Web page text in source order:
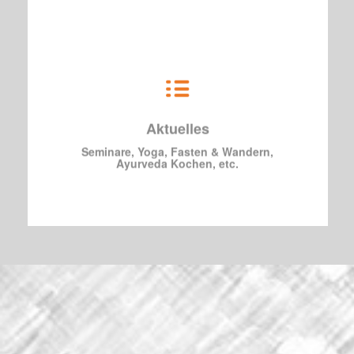
Aktuelles
Seminare, Yoga, Fasten & Wandern,
Ayurveda Kochen, etc.
informieren?
Richtige. Unsere Themen: Seminare
gestalten, Yoga & Meditation, Ayurveda
Kochen, Fasten & Wandern, etc.